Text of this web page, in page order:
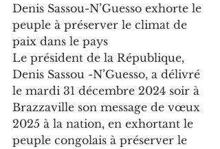
Denis Sassou-N’Guesso exhorte le
peuple à préserver le climat de
paix dans le pays
Le président de la République,
Denis Sassou -N’Guesso, a délivré
le mardi 31 décembre 2024 soir à
Brazzaville son message de vœux
2025 à la nation, en exhortant le
peuple congolais à préserver le